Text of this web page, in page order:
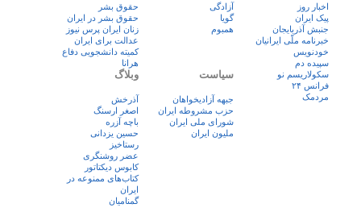
اخبار روز
پيک ايران
جنبش آذربایجان
خبرنامه ملّی ایرانیان
خودنویس
سپیده دم
سکولاریسم نو
فرانس ۲۴
مردمک
آزادگی
گویا
همبوم
حقوق بشر
حقوق بشر در ایران
زنان ايران پرس نيوز
عدالت برای ایران
کمیته دانشجویی دفاع
هرانا
سیاست
جبهه آزادیخواهان
حزب مشروطه ایران
شورای ملی ایران
ملیون ایران
وبلاگ
آذرخش
اصغر ارسنگ
باچه آزره
حسین یزدانی
رستاخیز
عضر روشنگری
کابوس دیکتاتور
کتاب‌های ممنوعه در
ایران
گمنامیان